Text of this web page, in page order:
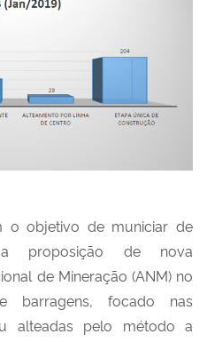
o objetivo de municiar de
a proposição de nova
de Mineração (ANM) no
barragens, focado nas
alteadas pelo método a